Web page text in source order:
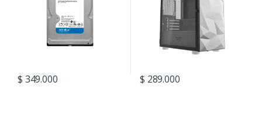
$ 349.000 $ 289.000